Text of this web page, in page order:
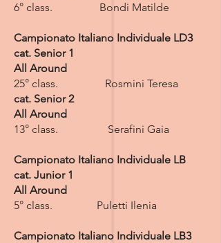
6° class. Bondi Matilde
​Campionato Italiano Individuale LD3
cat. Senior 1
All Around
25° class. Rosmini Teresa
cat. Senior 2
All Around
13° class. Serafini Gaia
Campionato Italiano Individuale LB
cat. Junior 1
All Around
5° class. Puletti Ilenia
Campionato Italiano Individuale LB3